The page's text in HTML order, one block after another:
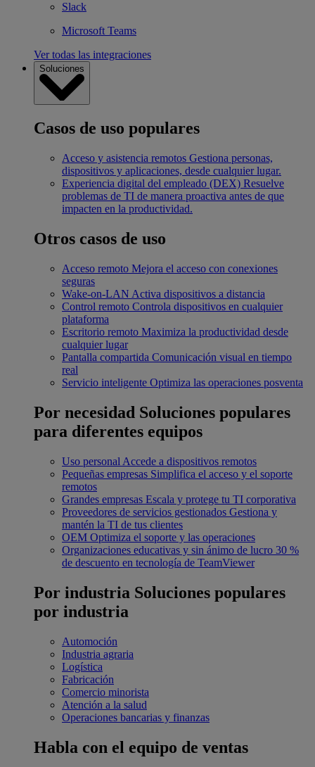
Slack
Microsoft Teams
Ver todas las integraciones
Soluciones
Casos de uso populares
Acceso y asistencia remotos Gestiona personas,
dispositivos y aplicaciones, desde cualquier lugar.
Experiencia digital del empleado (DEX) Resuelve
problemas de TI de manera proactiva antes de que
impacten en la productividad.
Otros casos de uso
Acceso remoto Mejora el acceso con conexiones
seguras
Wake-on-LAN Activa dispositivos a distancia
Control remoto Controla dispositivos en cualquier
plataforma
Escritorio remoto Maximiza la productividad desde
cualquier lugar
Pantalla compartida Comunicación visual en tiempo
real
Servicio inteligente Optimiza las operaciones posventa
Por necesidad Soluciones populares
para diferentes equipos
Uso personal Accede a dispositivos remotos
Pequeñas empresas Simplifica el acceso y el soporte
remotos
Grandes empresas Escala y protege tu TI corporativa
Proveedores de servicios gestionados Gestiona y
mantén la TI de tus clientes
OEM Optimiza el soporte y las operaciones
Organizaciones educativas y sin ánimo de lucro 30 %
de descuento en tecnología de TeamViewer
Por industria Soluciones populares
por industria
Automoción
Industria agraria
Logística
Fabricación
Comercio minorista
Atención a la salud
Operaciones bancarias y finanzas
Habla con el equipo de ventas